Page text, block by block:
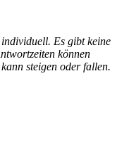
Es gibt keine
können
steigen oder fallen.